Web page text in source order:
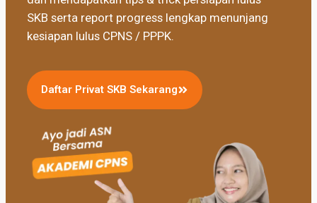
SKB serta report progress lengkap menunjang
kesiapan lulus CPNS / PPPK.
Daftar Privat SKB Sekarang